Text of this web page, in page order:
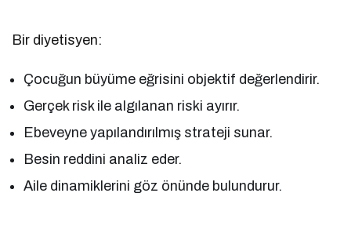
Bir diyetisyen:
Çocuğun büyüme eğrisini objektif değerlendirir.
Gerçek risk ile algılanan riski ayırır.
Ebeveyne yapılandırılmış strateji sunar.
Besin reddini analiz eder.
Aile dinamiklerini göz önünde bulundurur.